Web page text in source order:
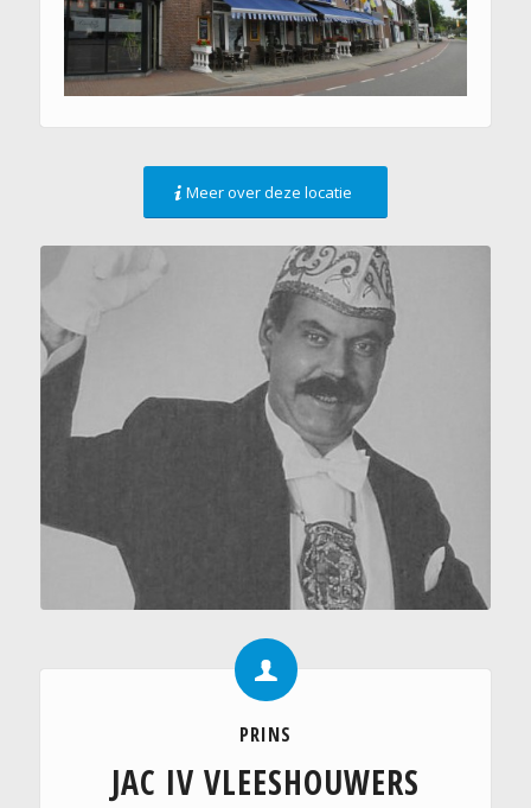
Meer over deze locatie
PRINS
JAC IV VLEESHOUWERS